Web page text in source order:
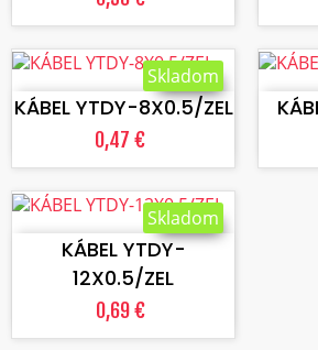
VLOŽIŤ DO KOŠÍKA
KÁBEL YTDY-8X0.5/ZEL
0,47 €
Skladom
VLOŽIŤ DO KOŠÍKA
KÁBEL YTDY-
12X0.5/ZEL
0,69 €
Skladom